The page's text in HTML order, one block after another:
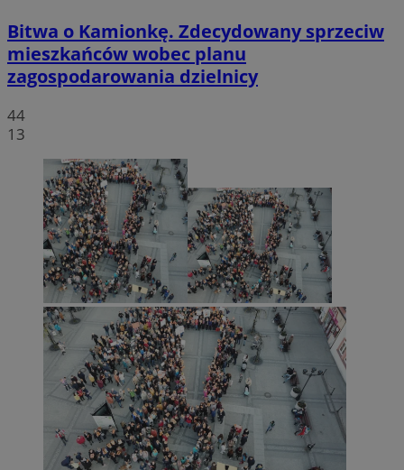
Bitwa o Kamionkę. Zdecydowany sprzeciw
mieszkańców wobec planu
zagospodarowania dzielnicy
44
13